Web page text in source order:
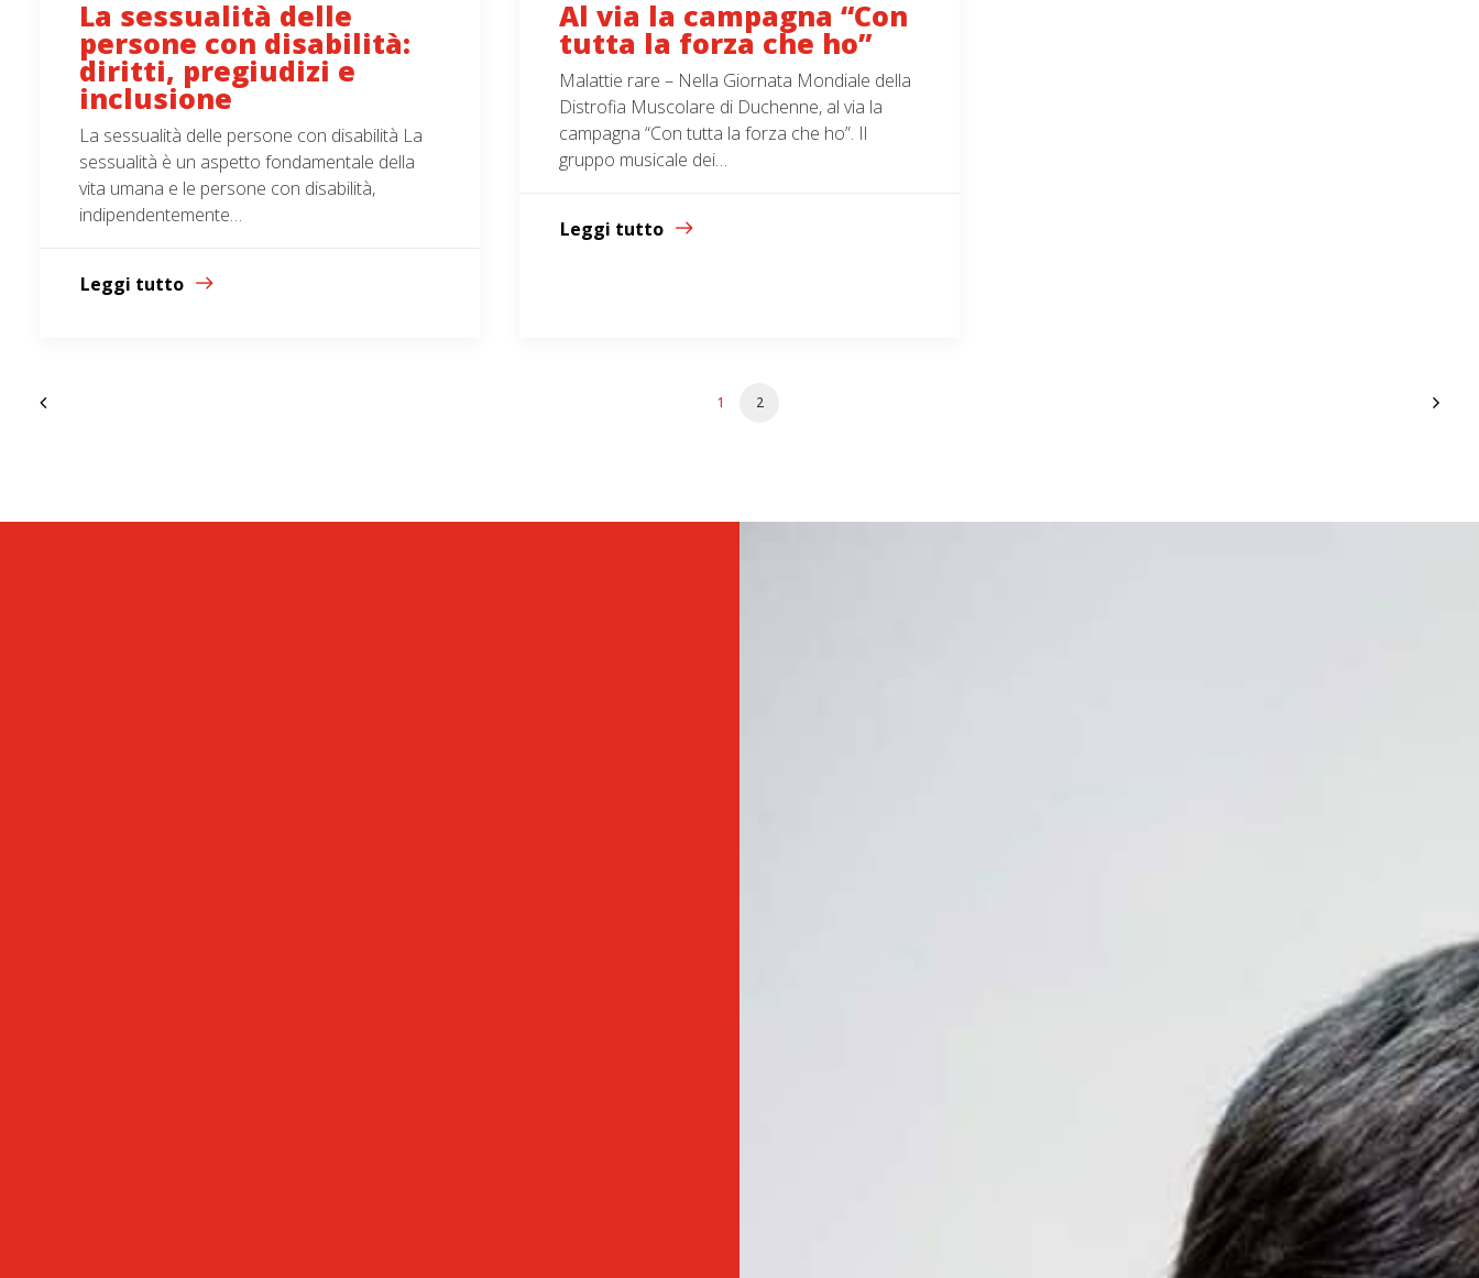
La sessualità delle
persone con disabilità:
diritti, pregiudizi e
inclusione
La sessualità delle persone con disabilità La
sessualità è un aspetto fondamentale della
vita umana e le persone con disabilità,
indipendentemente…
Leggi tutto
Al via la campagna “Con
tutta la forza che ho”
Malattie rare – Nella Giornata Mondiale della
Distrofia Muscolare di Duchenne, al via la
campagna “Con tutta la forza che ho”. Il
gruppo musicale dei…
Leggi tutto
1 2